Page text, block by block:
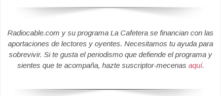
Radiocable.com y su programa La Cafetera se financian con las
aportaciones de lectores y oyentes. Necesitamos tu ayuda para
sobrevivir. Si te gusta el periodismo que defiende el programa y
sientes que te acompaña, hazte suscriptor-mecenas aquí.